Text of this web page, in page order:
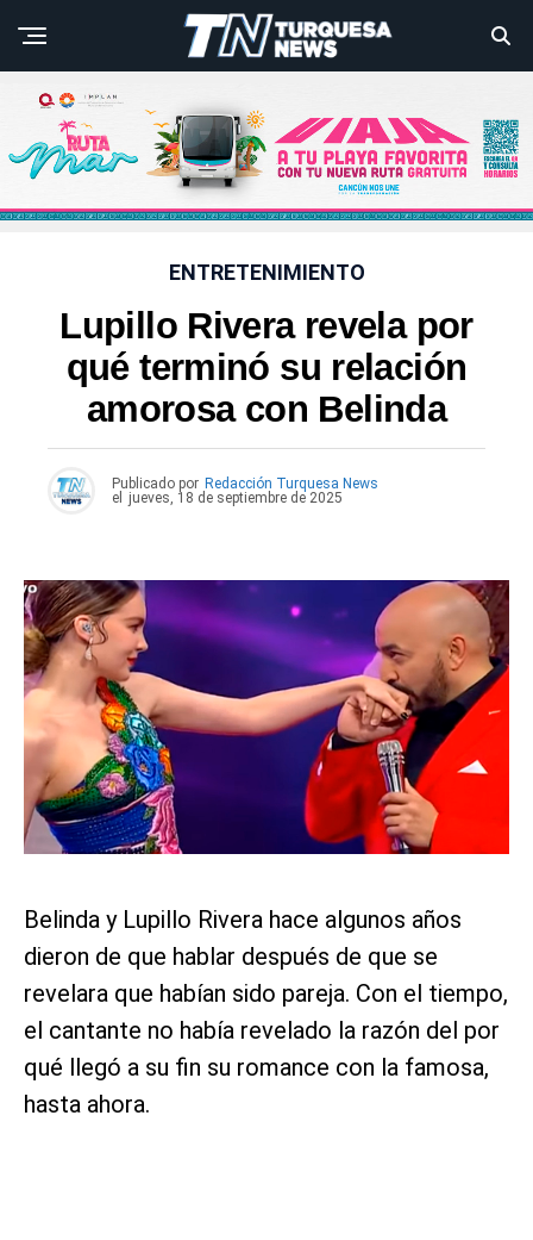
ENTRETENIMIENTO
Lupillo Rivera revela por
qué terminó su relación
amorosa con Belinda
Publicado por Redacción Turquesa News
el
jueves, 18 de septiembre de 2025
Belinda y Lupillo Rivera hace algunos años
dieron de que hablar después de que se
revelara que habían sido pareja. Con el tiempo,
el cantante no había revelado la razón del por
qué llegó a su fin su romance con la famosa,
hasta ahora.